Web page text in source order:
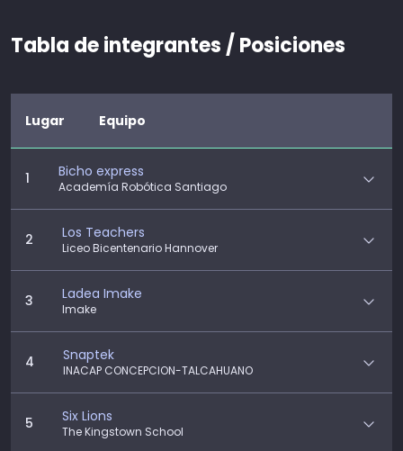
Tabla de integrantes / Posiciones
Lugar Equipo
1 Bicho express
Academía Robótica Santiago
2 Los Teachers
Liceo Bicentenario Hannover
3 Ladea Imake
Imake
4 Snaptek
INACAP CONCEPCION-TALCAHUANO
5 Six Lions
The Kingstown School